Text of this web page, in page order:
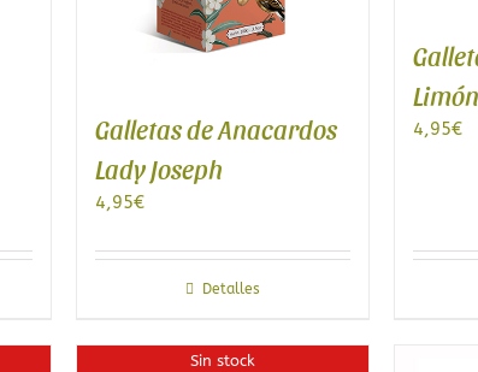
Galletas de Anacardos
Lady Joseph
4,95€
Detalles
4,95€
Sin stock